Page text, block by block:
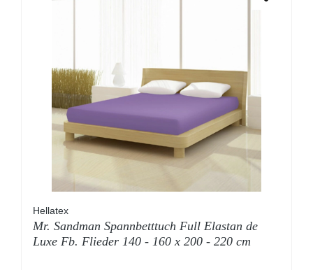
Hellatex
Mr. Sandman Spannbetttuch Full Elastan de
Luxe Fb. Flieder 140 - 160 x 200 - 220 cm